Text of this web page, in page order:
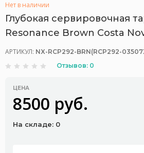
Нет в наличии
Глубокая сервировочная
Resonance Brown Costa
АРТИКУЛ: NX-RCP292-BRN(RCP292-
Отзывов: 0
ЦЕНА
8500 руб.
На складе: 0